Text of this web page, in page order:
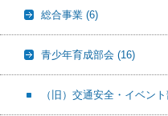
総合事業 (6)
青少年育成部会 (16)
（旧）交通安全・イベン